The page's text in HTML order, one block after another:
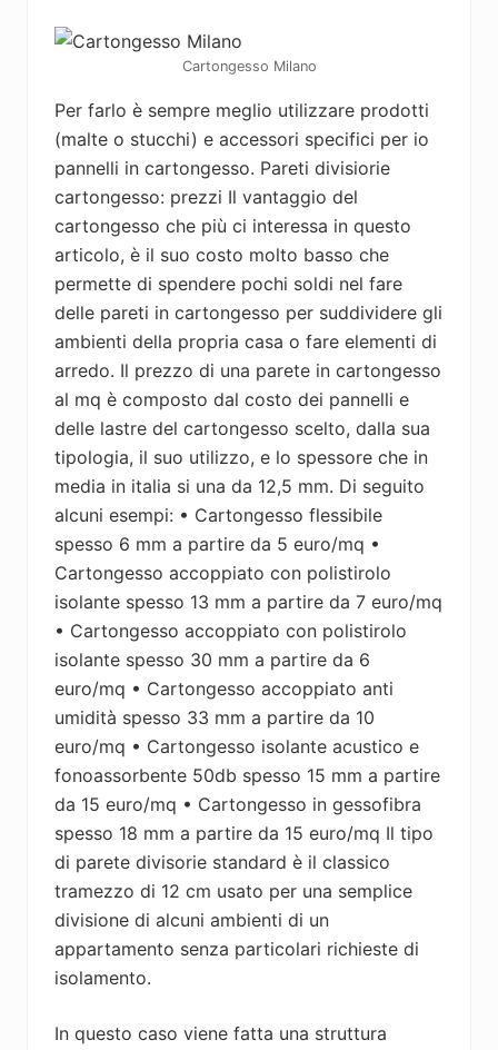
Cartongesso Milano
Per farlo è sempre meglio utilizzare prodotti
(malte o stucchi) e accessori specifici per io
pannelli in cartongesso. Pareti divisiorie
cartongesso: prezzi Il vantaggio del
cartongesso che più ci interessa in questo
articolo, è il suo costo molto basso che
permette di spendere pochi soldi nel fare
delle pareti in cartongesso per suddividere gli
ambienti della propria casa o fare elementi di
arredo. Il prezzo di una parete in cartongesso
al mq è composto dal costo dei pannelli e
delle lastre del cartongesso scelto, dalla sua
tipologia, il suo utilizzo, e lo spessore che in
media in italia si una da 12,5 mm. Di seguito
alcuni esempi: • Cartongesso flessibile
spesso 6 mm a partire da 5 euro/mq •
Cartongesso accoppiato con polistirolo
isolante spesso 13 mm a partire da 7 euro/mq
• Cartongesso accoppiato con polistirolo
isolante spesso 30 mm a partire da 6
euro/mq • Cartongesso accoppiato anti
umidità spesso 33 mm a partire da 10
euro/mq • Cartongesso isolante acustico e
fonoassorbente 50db spesso 15 mm a partire
da 15 euro/mq • Cartongesso in gessofibra
spesso 18 mm a partire da 15 euro/mq Il tipo
di parete divisorie standard è il classico
tramezzo di 12 cm usato per una semplice
divisione di alcuni ambienti di un
appartamento senza particolari richieste di
isolamento.
In questo caso viene fatta una struttura